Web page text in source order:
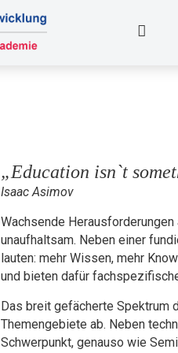
„Education isn`t
Isaac Asimov
Wachsende
unaufhaltsam. Neben einer
lauten: mehr Wissen, mehr
und bieten dafür
Das breit gefächerte Spektrum
Themengebiete ab. Neben
Schwerpunkt, genauso wie